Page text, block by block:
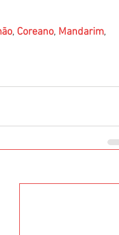
, Coreano, Mandarim,